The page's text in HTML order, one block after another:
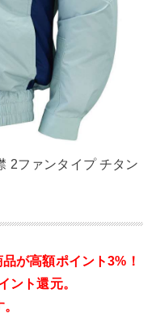
2ファンタイプ チタン
が高額ポイント3%！
ント還元。